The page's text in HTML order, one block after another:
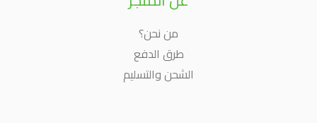
من نحن؟
طرق الدفع
الشحن والتسليم